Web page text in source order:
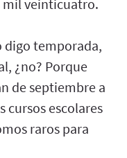
mil veinticuatro.
digo temporada,
¿no? Porque
de septiembre a
cursos escolares
raros para